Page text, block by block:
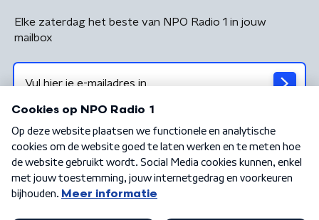
Elke zaterdag het beste van NPO Radio 1 in jouw
mailbox
Algemene voorwaarden